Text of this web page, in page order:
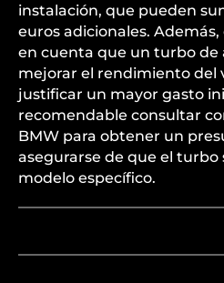
instalación, que pueden
euros adicionales.
en cuenta que un turbo de
mejorar el rendimiento del
justificar un mayor gasto
recomendable consultar
BMW para obtener un
asegurarse de que el turbo
modelo específico.